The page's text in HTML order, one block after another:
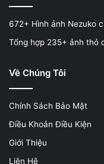
672+ Hình ảnh Nezuko
Tổng hợp 235+ ảnh thỏ
Về Chúng Tôi
Chính Sách Bảo Mật
Điều Khoản Điều Kiện
Giới Thiệu
Liên Hệ